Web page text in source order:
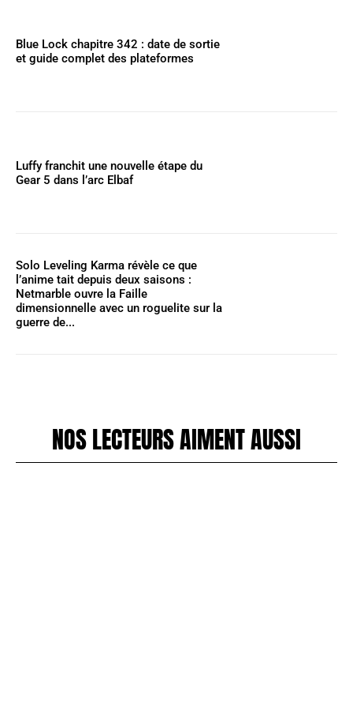
Blue Lock chapitre 342 : date de sortie
et guide complet des plateformes
Luffy franchit une nouvelle étape du
Gear 5 dans l’arc Elbaf
Solo Leveling Karma révèle ce que
l’anime tait depuis deux saisons :
Netmarble ouvre la Faille
dimensionnelle avec un roguelite sur la
guerre de...
NOS LECTEURS AIMENT AUSSI